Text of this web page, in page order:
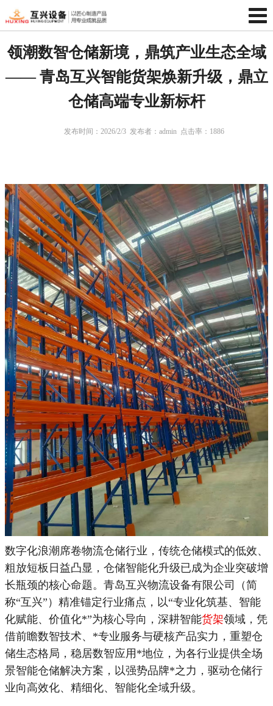
领潮数智仓储新境，鼎筑产业生态全域
—— 青岛互兴智能货架焕新升级，鼎立
仓储高端专业新标杆
发布时间：2026/2/3 发布者：admin 点击率： 1886
数字化浪潮席卷物流仓储行业，传统仓储模式的低效、
粗放短板日益凸显，仓储智能化升级已成为企业突破增
长瓶颈的核心命题。青岛互兴物流设备有限公司（简
称“互兴”）精准锚定行业痛点，以“专业化筑基、智能
化赋能、价值化*”为核心导向，深耕智能货架领域，凭
借前瞻数智技术、 *专业服务与硬核产品实力，重塑仓
储生态格局，稳居数智应用 *地位，为各行业提供全场
景智能仓储解决方案，以强势品牌*之力，驱动仓储行
业向高效化、精细化、智能化全域升级。